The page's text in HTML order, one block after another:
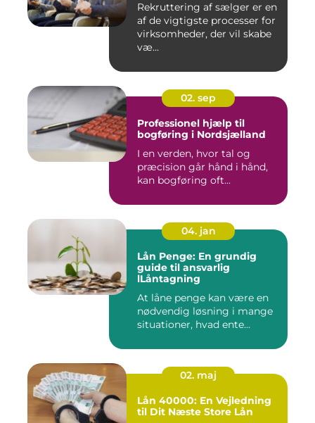
Rekruttering af sælger er en
af de vigtigste processer for
virksomheder, der vil skabe
væ...
02. sep
Professionel hjælp til
bogføring i Nordsjælland
I en verden, hvor tal og
præcision går hånd i hånd,
kan bogføring oft...
04. jan
Lån Penge: En grundig
guide til ansvarlig
lLåntagning
At låne penge kan være en
nødvendig løsning i mange
situationer, hvad ente...
02. maj
Lån 40000: En Vejledning
til Dit Næste Store Lån